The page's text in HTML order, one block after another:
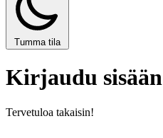
Tumma tila
Kirjaudu sisään
Tervetuloa takaisin!